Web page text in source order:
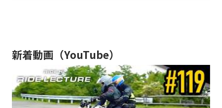
新着動画（YouTube）